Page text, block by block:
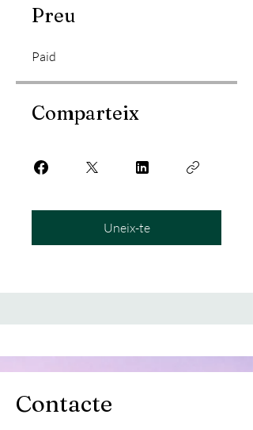
Preu
Paid
Comparteix
Uneix-te
Contacte